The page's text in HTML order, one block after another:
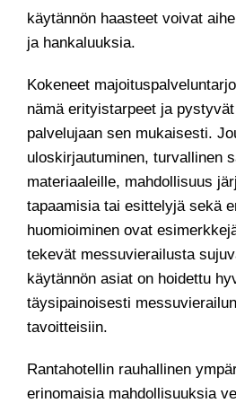
käytännön haasteet voivat
ja hankaluuksia.
Kokeneet
nämä erityistarpeet ja
palvelujaan sen mukaisesti.
uloskirjautuminen, turvallinen
materiaaleille, mahdollisuus
tapaamisia tai esittelyjä sekä
huomioiminen ovat
tekevät messuvierailusta
käytännön asiat on hoidettu
täysipainoisesti
tavoitteisiin.
Rantahotellin rauhallinen
erinomaisia mahdollisuuksia